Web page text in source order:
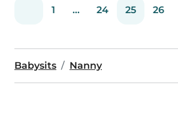
1 ... 24 25 26
Babysits Nanny